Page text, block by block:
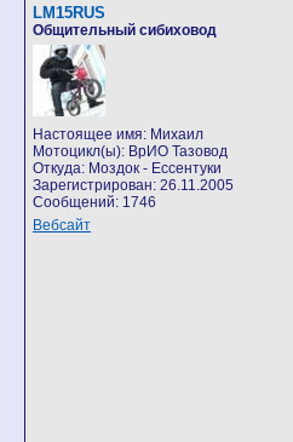
LM15RUS
Общительный сибиховод
Настоящее имя: Михаил
Мотоцикл(ы): ВрИО Тазовод
Откуда: Моздок - Ессентуки
Зарегистрирован: 26.11.2005
Сообщений: 1746
Вебсайт